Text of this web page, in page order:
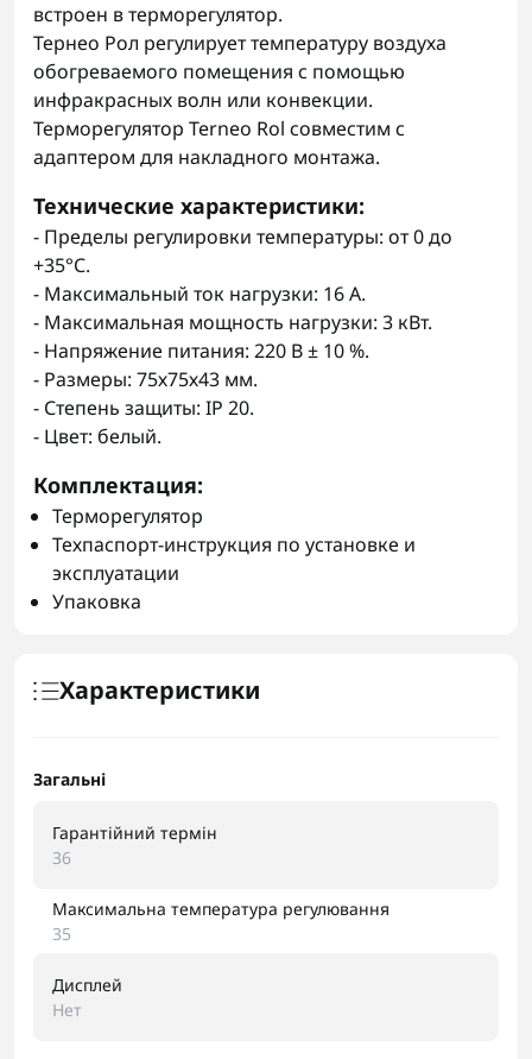
встроен в терморегулятор.
Тернео Рол регулирует температуру воздуха
обогреваемого помещения с помощью
инфракрасных волн или конвекции.
Терморегулятор Terneo Rol совместим с
адаптером для накладного монтажа.
Технические характеристики:
- Пределы регулировки температуры: от 0 до
+35°С.
- Максимальный ток нагрузки: 16 А.
- Максимальная мощность нагрузки: 3 кВт.
- Напряжение питания: 220 В ± 10 %.
- Размеры: 75х75х43 мм.
- Степень защиты: IP 20.
- Цвет: белый.
Комплектация:
Терморегулятор
Техпаспорт-инструкция по установке и
эксплуатации
Упаковка
Характеристики
Загальні
Гарантійний термін
36
Максимальна температура регулювання
35
Дисплей
Нет